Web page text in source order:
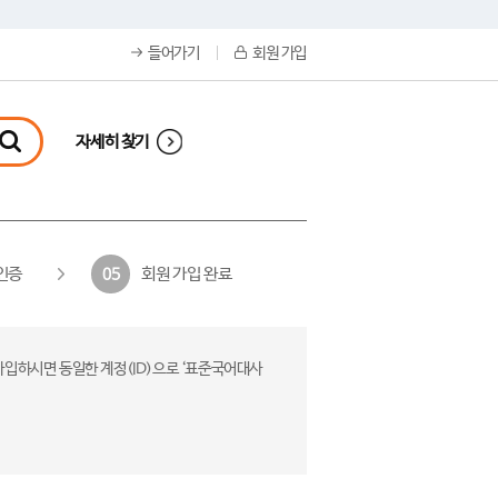
들어가기 회원 가입
자세히 찾기
증 05 회원 가입 완료
하시면 동일한 계정(ID)으로 ‘표준국어대사